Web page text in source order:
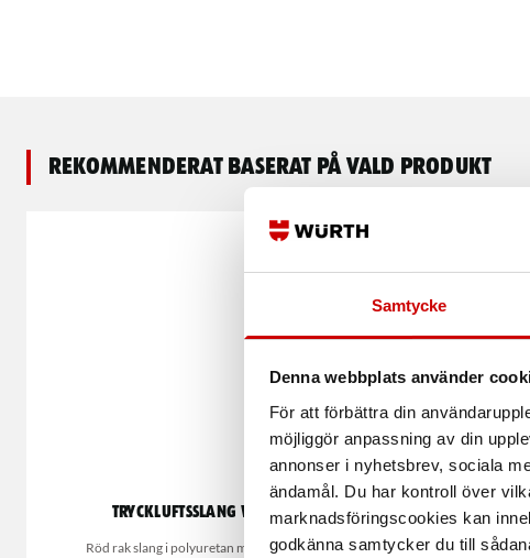
Samtycke
Denna webbplats använder
För att förbättra din
möjliggör anpassning av din
annonser i nyhetsbrev, sociala
ändamål. Du har kontroll över
marknadsföringscookies kan
godkänna samtycker du till
Rekommenderat baserat på vald produkt
Tryckluftsslang Würth
Röd rak slang i polyuretan med armering Lätt